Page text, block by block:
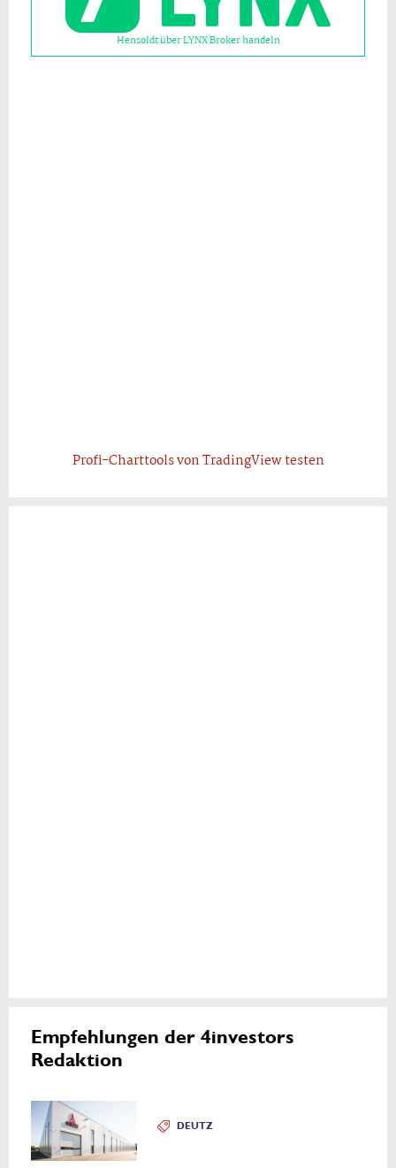
Hensoldt über LYNX Broker handeln
Profi-Charttools von TradingView testen
Empfehlungen der 4investors
Redaktion
DEUTZ